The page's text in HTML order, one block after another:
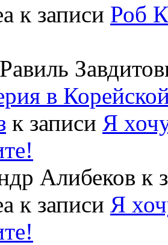
к записи Роб
в
к записи Я
Алибеков к
к записи Я